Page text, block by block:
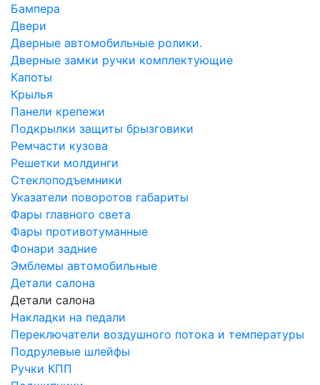
Бампера
Двери
Дверные автомобильные ролики.
Дверные замки ручки комплектующие
Капоты
Крылья
Панели крепежи
Подкрылки защиты брызговики
Ремчасти кузова
Решетки молдинги
Стеклоподъемники
Указатели поворотов габариты
Фары главного света
Фары противотуманные
Фонари задние
Эмблемы автомобильные
Детали салона
Детали салона
Накладки на педали
Переключатели воздушного потока и температуры
Подрулевые шлейфы
Ручки КПП